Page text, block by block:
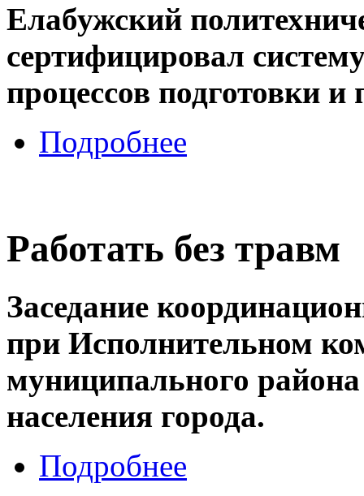
Елабужский
сертифицировал
процессов подготовки и
Подробнее
Работать без травм
Заседание
при Исполнительном
муниципального
населения города.
Подробнее